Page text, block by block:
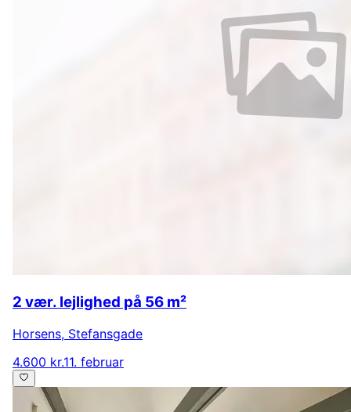
2 vær. lejlighed på 56 m²
Horsens, Stefansgade
4.600 kr.11. februar